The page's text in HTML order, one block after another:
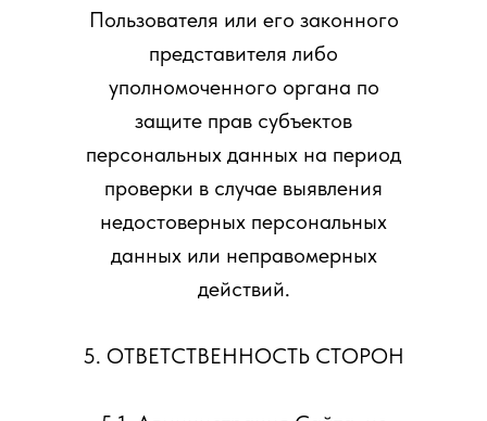
Пользователя или его законного
представителя либо
уполномоченного органа по
защите прав субъектов
персональных данных на период
проверки в случае выявления
недостоверных персональных
данных или неправомерных
действий.
5. ОТВЕТСТВЕННОСТЬ СТОРОН